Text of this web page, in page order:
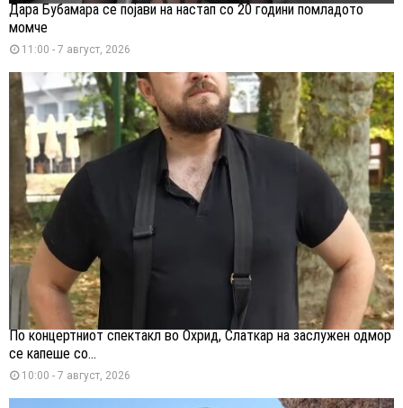
Дара Бубамара се појави на настап со 20 години помладото
момче
11:00 - 7 август, 2026
По концертниот спектакл во Охрид, Слаткар на заслужен одмор
се капеше со...
10:00 - 7 август, 2026